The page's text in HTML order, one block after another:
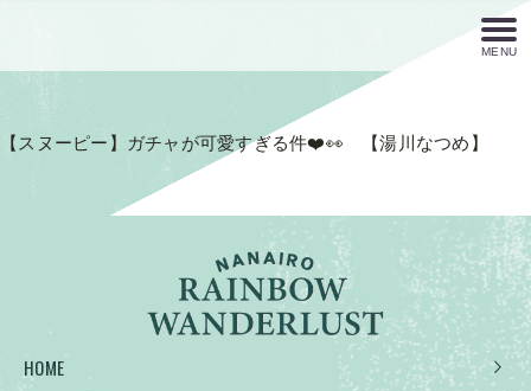
MENU
【スヌーピー】ガチャが可愛すぎる件❤️👀 【湯川なつめ】
HOME